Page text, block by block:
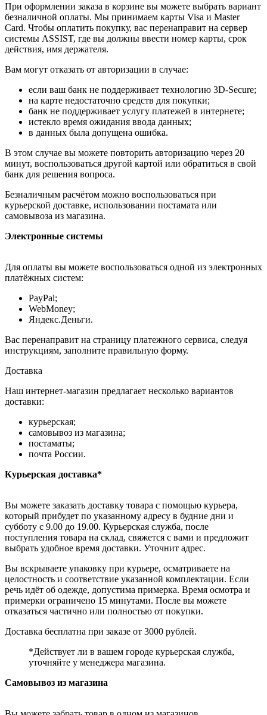
При оформлении заказа в корзине вы можете выбрать вариант
безналичной оплаты. Мы принимаем карты Visa и Master
Card. Чтобы оплатить покупку, вас перенаправит на сервер
системы ASSIST, где вы должны ввести номер карты, срок
действия, имя держателя.
Вам могут отказать от авторизации в случае:
если ваш банк не поддерживает технологию 3D-Secure;
на карте недостаточно средств для покупки;
банк не поддерживает услугу платежей в интернете;
истекло время ожидания ввода данных;
в данных была допущена ошибка.
В этом случае вы можете повторить авторизацию через 20
минут, воспользоваться другой картой или обратиться в свой
банк для решения вопроса.
Безналичным расчётом можно воспользоваться при
курьерской доставке, использовании постамата или
самовывоза из магазина.
Электронные системы
Для оплаты вы можете воспользоваться одной из электронных
платёжных систем:
PayPal;
WebMoney;
Яндекс.Деньги.
Вас перенаправит на страницу платежного сервиса, следуя
инструкциям, заполните правильную форму.
Доставка
Наш интернет-магазин предлагает несколько вариантов
доставки:
курьерская;
самовывоз из магазина;
постаматы;
почта России.
Курьерская доставка*
Вы можете заказать доставку товара с помощью курьера,
который прибудет по указанному адресу в будние дни и
субботу с 9.00 до 19.00. Курьерская служба, после
поступления товара на склад, свяжется с вами и предложит
выбрать удобное время доставки. Уточнит адрес.
Вы вскрываете упаковку при курьере, осматриваете на
целостность и соответствие указанной комплектации. Если
речь идёт об одежде, допустима примерка. Время осмотра и
примерки ограничено 15 минутами. После вы можете
отказаться частично или полностью от покупки.
Доставка бесплатна при заказе от 3000 рублей.
*Действует ли в вашем городе курьерская служба,
уточняйте у менеджера магазина.
Самовывоз из магазина